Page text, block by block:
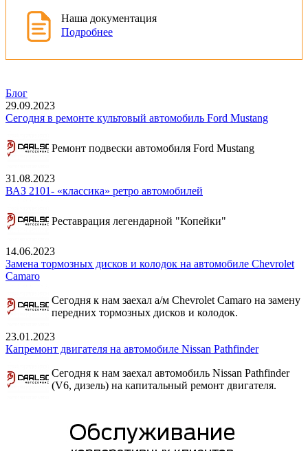
Наша документация
Подробнее
Блог
29.09.2023
Сегодня в ремонте культовый автомобиль Ford Mustang
Ремонт подвески автомобиля Ford Mustang
31.08.2023
ВАЗ 2101- «классика» ретро автомобилей
Реставрация легендарной "Копейки"
14.06.2023
Замена тормозных дисков и колодок на автомобиле Chevrolet
Camaro
Сегодня к нам заехал а/м Chevrolet Camaro на замену
передних тормозных дисков и колодок.
23.01.2023
Капремонт двигателя на автомобиле Nissan Pathfinder
Сегодня к нам заехал автомобиль Nissan Pathfinder
(V6, дизель) на капитальный ремонт двигателя.